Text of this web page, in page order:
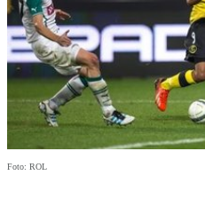
Foto: ROL